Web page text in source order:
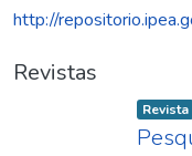
http://
Revistas
Item
Revista